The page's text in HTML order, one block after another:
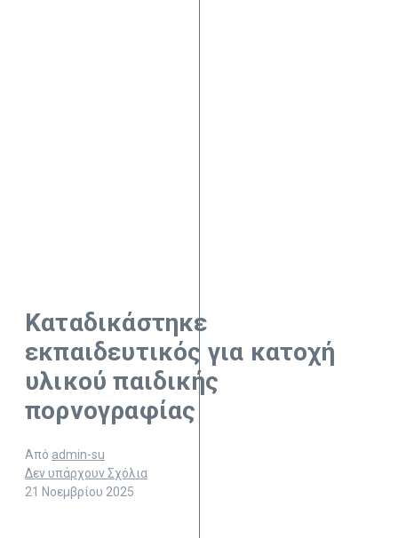
Καταδικάστηκε
εκπαιδευτικός για κατοχή
υλικού παιδικής
πορνογραφίας
Από admin-su
Δεν υπάρχουν Σχόλια
21 Νοεμβρίου 2025